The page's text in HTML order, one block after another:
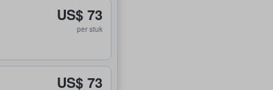
US$ 73
per stuk
US$ 73